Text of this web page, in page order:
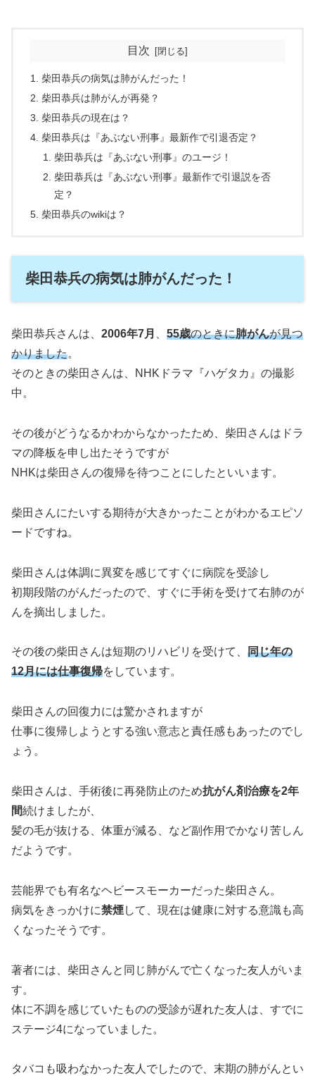
目次
柴田恭兵の病気は肺がんだった！
柴田恭兵は肺がんが再発？
柴田恭兵の現在は？
柴田恭兵は『あぶない刑事』最新作で引退否定？
柴田恭兵は『あぶない刑事』のユージ！
柴田恭兵は『あぶない刑事』最新作で引退説を否
定？
柴田恭兵のwikiは？
柴田恭兵の病気は肺がんだった！
柴田恭兵さんは、 2006年7月 55歳のときに肺がんが見つ
かりました。
そのときの柴田さんは、NHKドラマ『ハゲタカ』の撮影
中。
その後がどうなるかわからなかったため、柴田さんはドラ
マの降板を申し出たそうですが
NHKは柴田さんの復帰を待つことにしたといいます。
柴田さんにたいする期待が大きかったことがわかるエピソ
ードですね。
柴田さんは体調に異変を感じてすぐに病院を受診し
初期段階のがんだったので、すぐに手術を受けて右肺のが
んを摘出しました。
その後の柴田さんは短期のリハビリを受けて、 同じ年の
12月には仕事復帰をしています。
柴田さんの回復力には驚かされますが
仕事に復帰しようとする強い意志と責任感もあったのでし
ょう。
柴田さんは、手術後に再発防止のため抗がん剤治療を2年
間続けましたが、
髪の毛が抜ける、体重が減る、など副作用でかなり苦しん
だようです。
芸能界でも有名なヘビースモーカーだった柴田さん。
病気をきっかけに禁煙して、現在は健康に対する意識も高
くなったそうです。
著者には、柴田さんと同じ肺がんで亡くなった友人がいま
す。
体に不調を感じていたものの受診が遅れた友人は、すでに
ステージ4になっていました。
タバコも吸わなかった友人でしたので、末期の肺がんとい